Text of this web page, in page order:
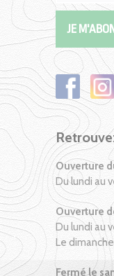
Ouverture
Du lundi au
Ouverture
Du lundi au
Le
Fermé le